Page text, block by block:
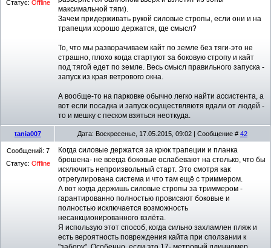
Статус: Offline
максимальной тяги).
Зачем придерживать рукой силовые стропы, если они и на
трапеции хорошо держатся, где смысл?
То, что мы разворачиваем кайт по земле без тяги-это не
страшно, плохо когда стартуют за боковую стропу и кайт
под тягой едет по земле. Весь смысл правильного запуска -
запуск из края ветрового окна.
А вообще-то на парковке обычно легко найти ассистента, а
вот если посадка и запуск осуществляютя вдали от людей -
то и мешку с песком взяться неоткуда.
tania007 Дата: Воскресенье, 17.05.2015, 09:02 | Сообщение # 42
Сообщений: 7
Статус: Offline
Когда силовые держатся за крюк трапеции и планка
брошена- не всегда боковые ослабевают на столько, что бы
исключить непроизвольный старт. Это смотря как
отрегулирована система и что там ещё с триммером.
А вот когда держишь силовые стропы за триммером -
гарантированно полностью провисают боковые и
полностью исключается возможность
несанкционированного взлёта.
Я использую этот способ, когда сильно захламлен пляж и
есть вероятность повреждения кайта при сползании к